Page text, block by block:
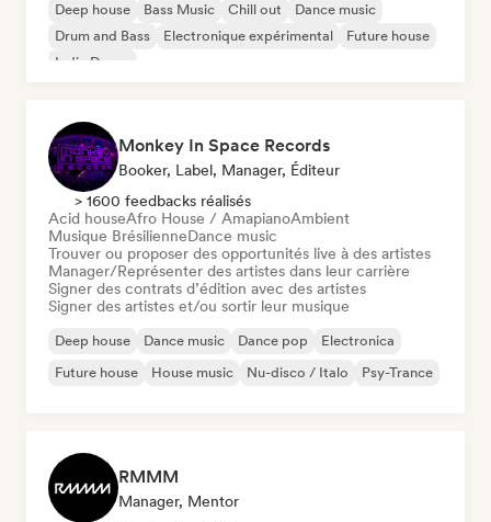
Deep house Bass Music Chill out
Dance music
Drum and Bass
Electronique expérimental
Future house
Indie Dance
Monkey In Space Records
Booker, Label, Manager, Éditeur
> 1600 feedbacks réalisés
Acid houseAfro House / AmapianoAmbient
Musique BrésilienneDance music
Trouver ou proposer des opportunités live à des artistes
Manager/Représenter des artistes dans leur carrière
Signer des contrats d’édition avec des artistes
Signer des artistes et/ou sortir leur musique
Deep house Dance music Dance pop
Electronica
Future house
House music Nu-disco / Italo Psy-Trance
RMMM
Manager, Mentor